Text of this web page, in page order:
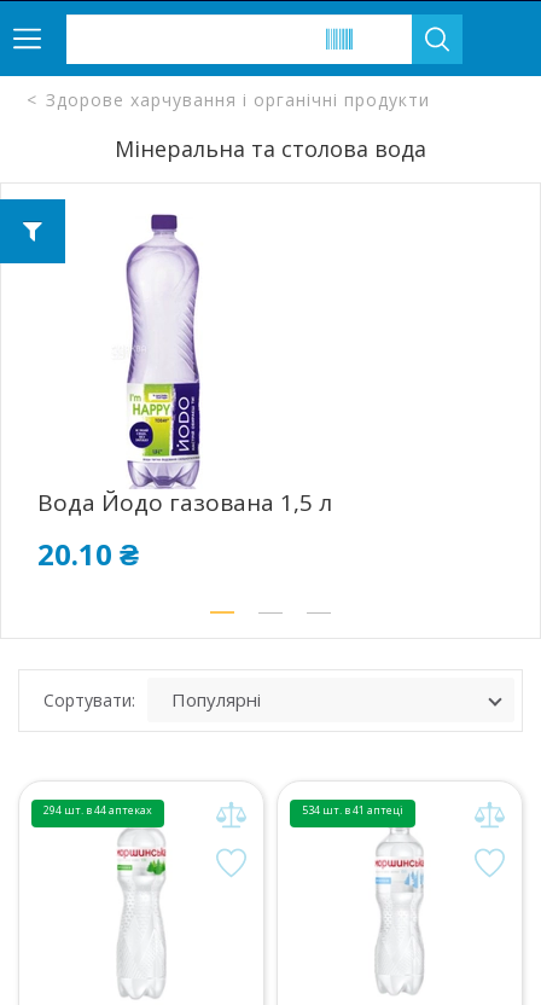
Здорове харчування і органічні продукти
Мінеральна та столова вода
Вода Йодо газована 1,5 л
20.10 ₴
Сортувати:
294 шт. в 44 аптеках 534 шт. в 41 аптеці